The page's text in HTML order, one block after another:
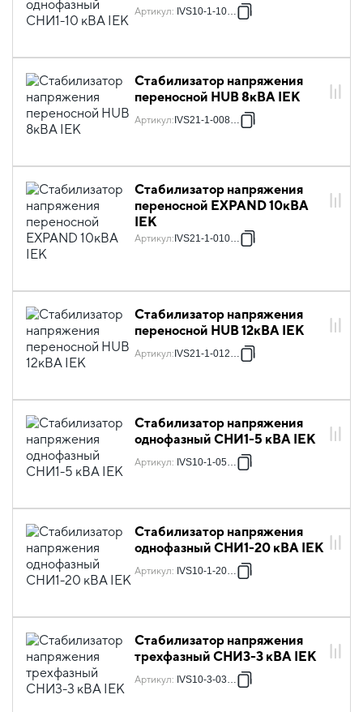
Артикул: IVS10-1-10000
Стабилизатор напряжения
переносной HUB 8кВА IEK
Артикул: IVS21-1-008-13
Стабилизатор напряжения
переносной EXPAND 10кВА
IEK
Артикул: IVS21-1-010-11
Стабилизатор напряжения
переносной HUB 12кВА IEK
Артикул: IVS21-1-012-13
Стабилизатор напряжения
однофазный СНИ1-5 кВА IEK
Артикул: IVS10-1-05000
Стабилизатор напряжения
однофазный СНИ1-20 кВА IEK
Артикул: IVS10-1-20000
Стабилизатор напряжения
трехфазный СНИ3-3 кВА IEK
Артикул: IVS10-3-03000